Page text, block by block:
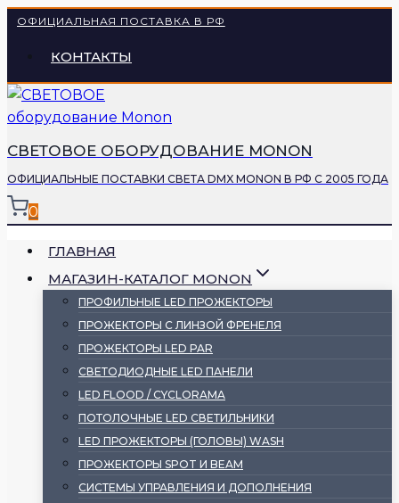
Перейти
содержимому
ОФИЦИАЛЬНАЯ ПОСТАВКА В РФ
КОНТАКТЫ
СВЕТОВОЕ ОБОРУДОВАНИЕ MONON
ОФИЦИАЛЬНЫЕ ПОСТАВКИ СВЕТА DMX MONON В РФ С 2005 ГОДА
0
ГЛАВНАЯ
МАГАЗИН-КАТАЛОГ MONON
ПРОФИЛЬНЫЕ LED ПРОЖЕКТОРЫ
ПРОЖЕКТОРЫ С ЛИНЗОЙ ФРЕНЕЛЯ
ПРОЖЕКТОРЫ LED PAR
СВЕТОДИОДНЫЕ LED ПАНЕЛИ
LED FLOOD / CYCLORAMA
ПОТОЛОЧНЫЕ LED СВЕТИЛЬНИКИ
LED ПРОЖЕКТОРЫ (ГОЛОВЫ) WASH
ПРОЖЕКТОРЫ SPOT И BEAM
СИСТЕМЫ УПРАВЛЕНИЯ И ДОПОЛНЕНИЯ